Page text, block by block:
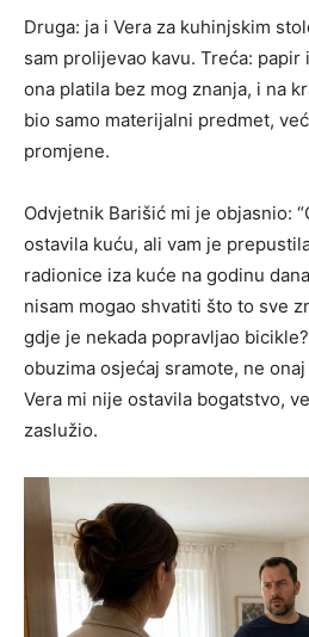
Druga: ja i Vera za kuhinjskim
sam prolijevao kavu. Treća:
ona platila bez mog znanja, i na
bio samo materijalni predmet,
promjene.
Odvjetnik Barišić mi je objasnio:
ostavila kuću, ali vam je
radionice iza kuće na godinu
nisam mogao shvatiti što to sve
gdje je nekada popravljao
obuzima osjećaj sramote, ne
Vera mi nije ostavila bogatstvo,
zaslužio.